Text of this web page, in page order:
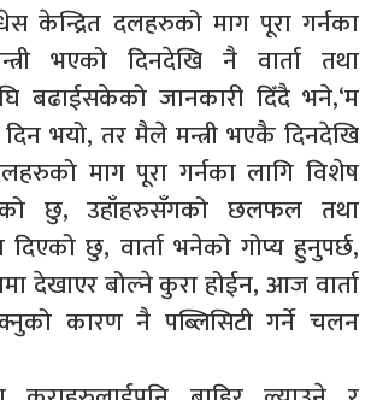
केन्द्रित दलहरुको माग पूरा गर्नका
भएको दिनदेखि नै वार्ता तथा
बढाईसकेको जानकारी दिँदै भने,‘म
दिन भयो, तर मैले मन्त्री भएकै दिनदेखि
माग पूरा गर्नका लागि विशेष
छु, उहाँहरुसँगको छलफल तथा
दिएको छु, वार्ता भनेको गोप्य हुनुपर्छ,
देखाएर बोल्ने कुरा होईन, आज वार्ता
कारण नै पब्लिसिटी गर्ने चलन